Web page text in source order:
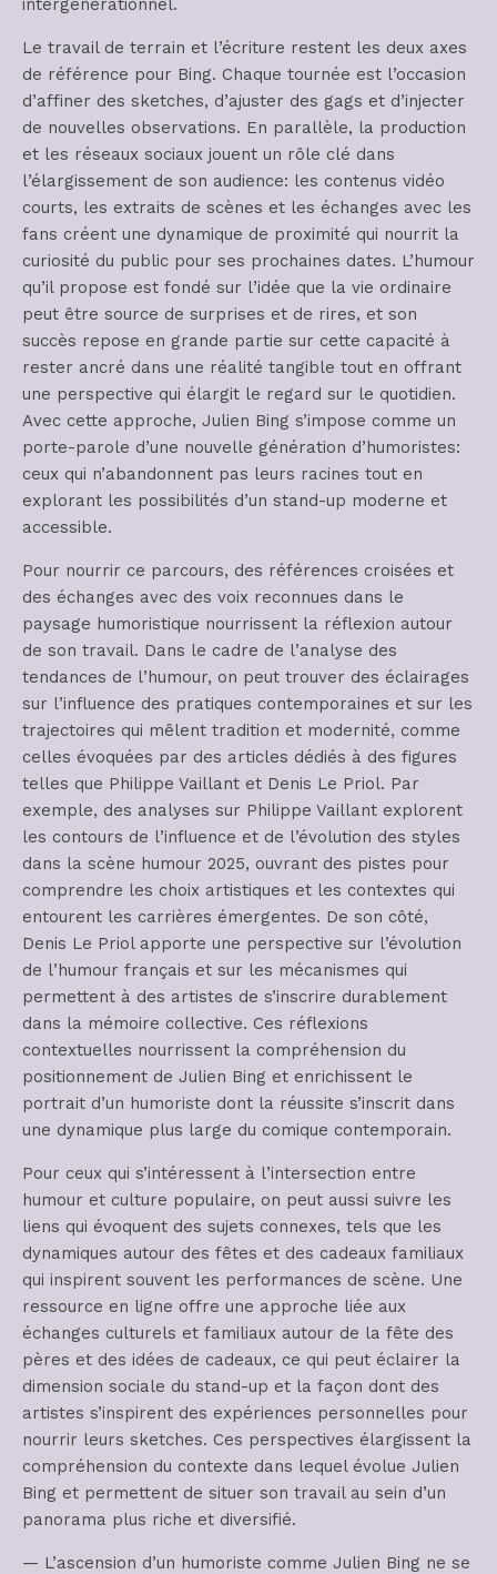
intergénérationnel.
Le travail de terrain et l’écriture restent les deux axes
de référence pour Bing. Chaque tournée est l’occasion
d’affiner des sketches, d’ajuster des gags et d’injecter
de nouvelles observations. En parallèle, la production
et les réseaux sociaux jouent un rôle clé dans
l’élargissement de son audience: les contenus vidéo
courts, les extraits de scènes et les échanges avec les
fans créent une dynamique de proximité qui nourrit la
curiosité du public pour ses prochaines dates. L’humour
qu’il propose est fondé sur l’idée que la vie ordinaire
peut être source de surprises et de rires, et son
succès repose en grande partie sur cette capacité à
rester ancré dans une réalité tangible tout en offrant
une perspective qui élargit le regard sur le quotidien.
Avec cette approche, Julien Bing s’impose comme un
porte-parole d’une nouvelle génération d’humoristes:
ceux qui n’abandonnent pas leurs racines tout en
explorant les possibilités d’un stand-up moderne et
accessible.
Pour nourrir ce parcours, des références croisées et
des échanges avec des voix reconnues dans le
paysage humoristique nourrissent la réflexion autour
de son travail. Dans le cadre de l’analyse des
tendances de l’humour, on peut trouver des éclairages
sur l’influence des pratiques contemporaines et sur les
trajectoires qui mêlent tradition et modernité, comme
celles évoquées par des articles dédiés à des figures
telles que Philippe Vaillant et Denis Le Priol. Par
exemple, des analyses sur Philippe Vaillant explorent
les contours de l’influence et de l’évolution des styles
dans la scène humour 2025, ouvrant des pistes pour
comprendre les choix artistiques et les contextes qui
entourent les carrières émergentes. De son côté,
Denis Le Priol apporte une perspective sur l’évolution
de l’humour français et sur les mécanismes qui
permettent à des artistes de s’inscrire durablement
dans la mémoire collective. Ces réflexions
contextuelles nourrissent la compréhension du
positionnement de Julien Bing et enrichissent le
portrait d’un humoriste dont la réussite s’inscrit dans
une dynamique plus large du comique contemporain.
Pour ceux qui s’intéressent à l’intersection entre
humour et culture populaire, on peut aussi suivre les
liens qui évoquent des sujets connexes, tels que les
dynamiques autour des fêtes et des cadeaux familiaux
qui inspirent souvent les performances de scène. Une
ressource en ligne offre une approche liée aux
échanges culturels et familiaux autour de la fête des
pères et des idées de cadeaux, ce qui peut éclairer la
dimension sociale du stand-up et la façon dont des
artistes s’inspirent des expériences personnelles pour
nourrir leurs sketches. Ces perspectives élargissent la
compréhension du contexte dans lequel évolue Julien
Bing et permettent de situer son travail au sein d’un
panorama plus riche et diversifié.
— L’ascension d’un humoriste comme Julien Bing ne se